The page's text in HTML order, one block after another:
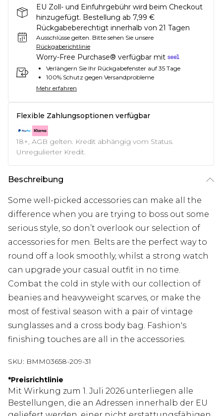
EU Zoll- und Einfuhrgebühr wird beim Checkout
hinzugefügt. Bestellung ab 7,99 €
Rückgabeberechtigt innerhalb von 21 Tagen
Ausschlüsse gelten. Bitte sehen Sie unsere
Rückgaberichtlinie
Worry-Free Purchase® verfügbar mit
Verlängern Sie Ihr Rückgabefenster auf 35 Tage
100% Schutz gegen Versandprobleme
Mehr erfahren
Flexible Zahlungsoptionen verfügbar
18+, AGB gelten. Kredit abhängig vom Status.
Unregulierter Kredit.
Beschreibung
Some well-picked accessories can make all the
difference when you are trying to boss out some
serious style, so don’t overlook our selection of
accessories for men. Belts are the perfect way to
round off a look smoothly, whilst a strong watch
can upgrade your casual outfit in no time.
Combat the cold in style with our collection of
beanies and heavyweight scarves, or make the
most of festival season with a pair of vintage
sunglasses and a cross body bag. Fashion's
finishing touches are all in the accessories.
SKU: BMM03658-209-31
*Preisrichtlinie
Mit Wirkung zum 1. Juli 2026 unterliegen alle
Bestellungen, die an Adressen innerhalb der EU